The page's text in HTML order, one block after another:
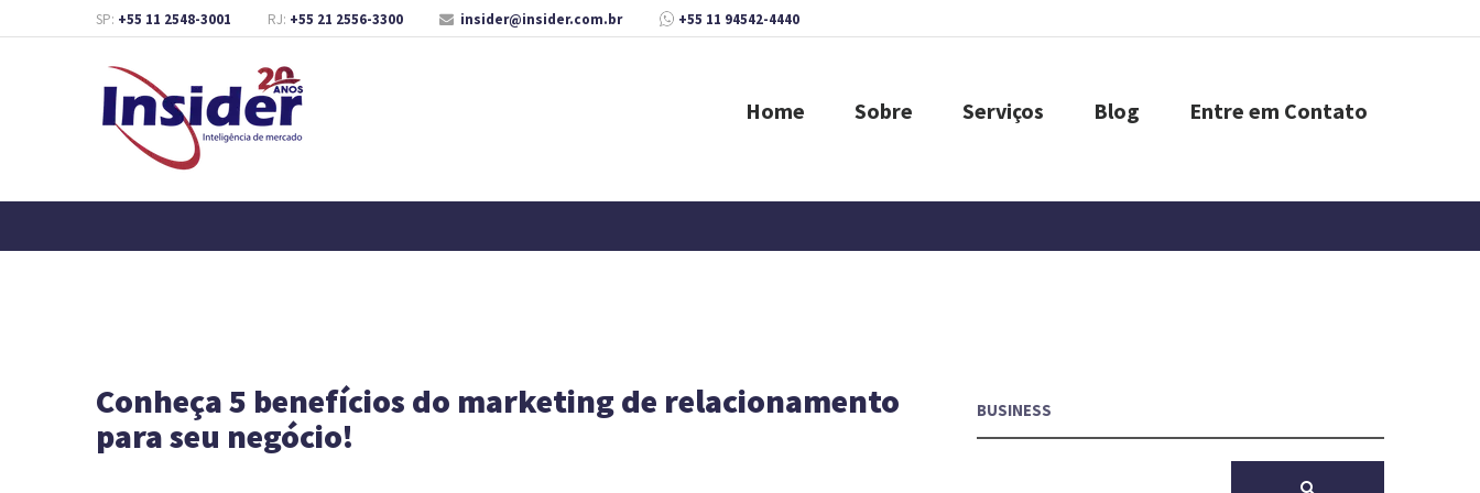
SP: +55 11 2548-3001 RJ: +55 21 2556-3300 insider@insider.com.br +55 11 94542-4440
Home Sobre Serviços Blog Entre em Contato
Conheça 5 benefícios do marketing de relacionamento
para seu negócio!